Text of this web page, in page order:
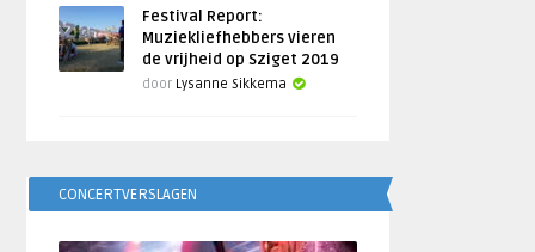
Festival Report:
Muziekliefhebbers vieren
de vrijheid op Sziget 2019
door Lysanne Sikkema
CONCERTVERSLAGEN